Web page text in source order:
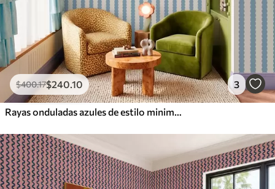
$400.17$240.10 3
Rayas onduladas azules de estilo minimalista